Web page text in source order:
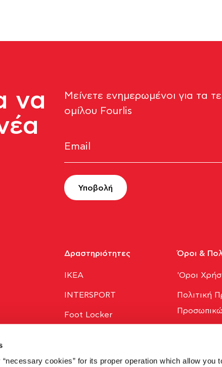
cookies” for its proper operation which allow you
να
Μείνετε ενημερωμένοι για τα
ομίλου Fourlis​
Υποβολή
Δραστηριότητες
ΙΚΕΑ
INTERSPORT
Foot Locker
Όροι &
'Οροι
Πολιτική